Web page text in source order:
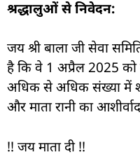
श्रद्धालुओं से निवेदन:
जय श्री बाला जी सेवा
है कि वे 1 अप्रैल 2025
अधिक से अधिक संख्या में
और माता रानी का
!! जय माता दी !!